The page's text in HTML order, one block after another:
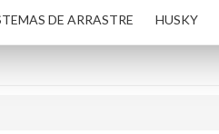
DE ARRASTRE HUSKY